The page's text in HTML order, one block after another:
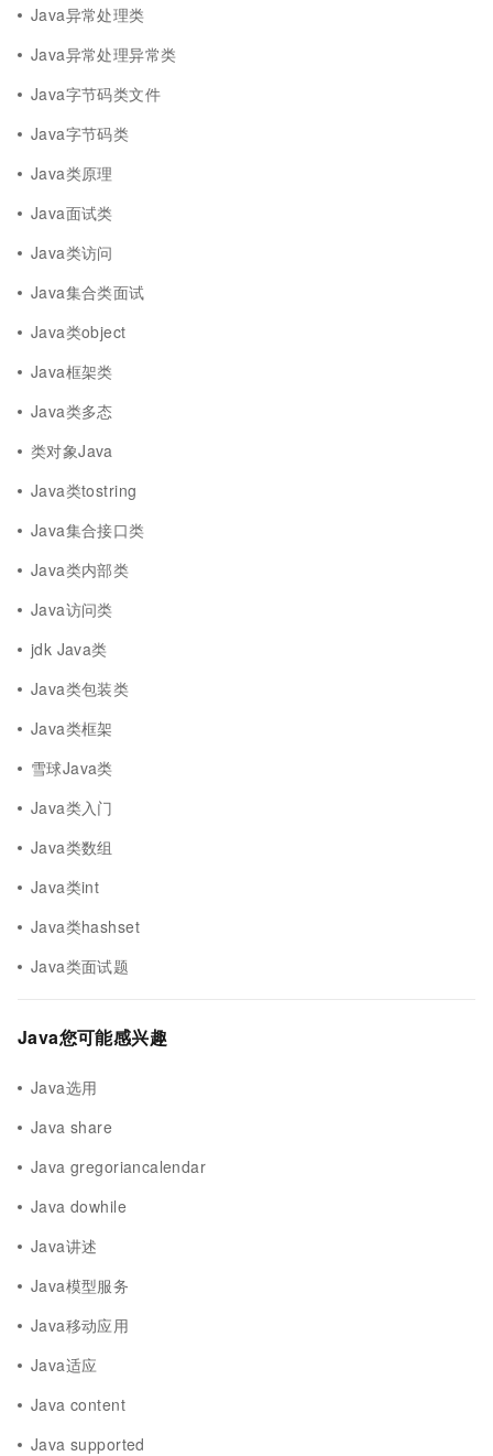
Java异常处理类
Java异常处理异常类
Java字节码类文件
Java字节码类
Java类原理
Java面试类
Java类访问
Java集合类面试
Java类object
Java框架类
Java类多态
类对象Java
Java类tostring
Java集合接口类
Java类内部类
Java访问类
jdk Java类
Java类包装类
Java类框架
雪球Java类
Java类入门
Java类数组
Java类int
Java类hashset
Java类面试题
Java您可能感兴趣
Java选用
Java share
Java gregoriancalendar
Java dowhile
Java讲述
Java模型服务
Java移动应用
Java适应
Java content
Java supported